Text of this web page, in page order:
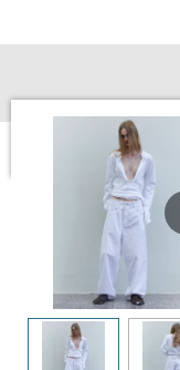
au
principal